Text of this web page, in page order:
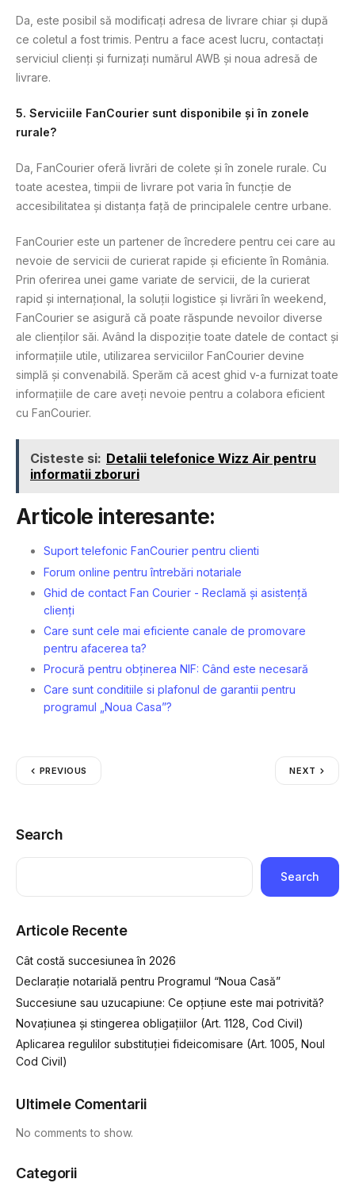
Da, este posibil să modificați adresa de livrare chiar și după
ce coletul a fost trimis. Pentru a face acest lucru, contactați
serviciul clienți și furnizați numărul AWB și noua adresă de
livrare.
5. Serviciile FanCourier sunt disponibile și în zonele
rurale?
Da, FanCourier oferă livrări de colete și în zonele rurale. Cu
toate acestea, timpii de livrare pot varia în funcție de
accesibilitatea și distanța față de principalele centre urbane.
FanCourier este un partener de încredere pentru cei care au
nevoie de servicii de curierat rapide și eficiente în România.
Prin oferirea unei game variate de servicii, de la curierat
rapid și internațional, la soluții logistice și livrări în weekend,
FanCourier se asigură că poate răspunde nevoilor diverse
ale clienților săi. Având la dispoziție toate datele de contact și
informațiile utile, utilizarea serviciilor FanCourier devine
simplă și convenabilă. Sperăm că acest ghid v-a furnizat toate
informațiile de care aveți nevoie pentru a colabora eficient
cu FanCourier.
Cisteste si: Detalii telefonice Wizz Air pentru
informatii zboruri
Articole interesante:
Suport telefonic FanCourier pentru clienti
Forum online pentru întrebări notariale
Ghid de contact Fan Courier - Reclamă și asistență
clienți
Care sunt cele mai eficiente canale de promovare
pentru afacerea ta?
Procură pentru obținerea NIF: Când este necesară
Care sunt conditiile si plafonul de garantii pentru
programul „Noua Casa”?
PREVIOUS NEXT
Search
Search
Articole Recente
Cât costă succesiunea în 2026
Declarație notarială pentru Programul “Noua Casă”
Succesiune sau uzucapiune: Ce opțiune este mai potrivită?
Novațiunea și stingerea obligațiilor (Art. 1128, Cod Civil)
Aplicarea regulilor substituției fideicomisare (Art. 1005, Noul
Cod Civil)
Ultimele Comentarii
No comments to show.
Categorii